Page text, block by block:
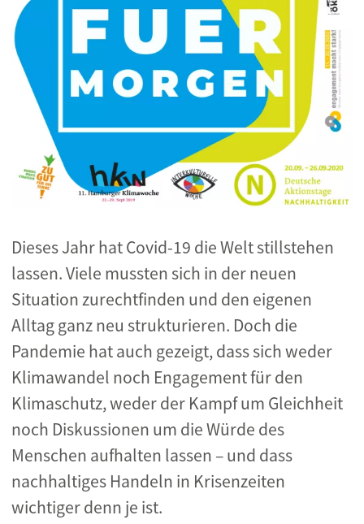
Dieses Jahr hat Covid-19 die Welt stillstehen
lassen. Viele mussten sich in der neuen
Situation zurechtfinden und den eigenen
Alltag ganz neu strukturieren. Doch die
Pandemie hat auch gezeigt, dass sich weder
Klimawandel noch Engagement für den
Klimaschutz, weder der Kampf um Gleichheit
noch Diskussionen um die Würde des
Menschen aufhalten lassen – und dass
nachhaltiges Handeln in Krisenzeiten
wichtiger denn je ist.